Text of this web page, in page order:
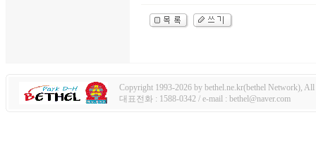
Copyright 1993-2026 by bethel.ne.kr(bethel Network), All
대표전화 : 1588-0342 / e-mail : bethel@naver.com